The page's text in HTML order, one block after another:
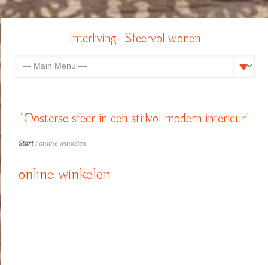
Interliving- Sfeervol wonen
"Oosterse sfeer in een stijlvol modern interieur"
Start/ online winkelen
online winkelen